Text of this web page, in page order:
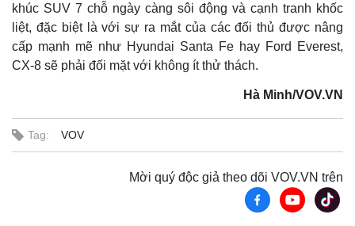
khúc SUV 7 chỗ ngày càng sôi động và cạnh tranh khốc
liệt, đặc biệt là với sự ra mắt của các đối thủ được nâng
cấp mạnh mẽ như Hyundai Santa Fe hay Ford Everest,
CX-8 sẽ phải đối mặt với không ít thử thách.
Hà Minh/VOV.VN
Tag: VOV
Mời quý độc giả theo dõi VOV.VN trên